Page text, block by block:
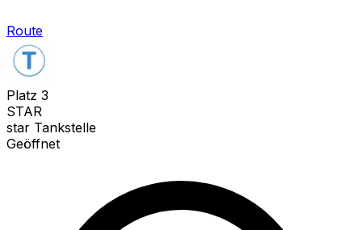
Route
Platz 3
STAR
star Tankstelle
Geöffnet